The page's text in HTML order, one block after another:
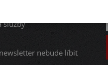
služby
nebude líbit